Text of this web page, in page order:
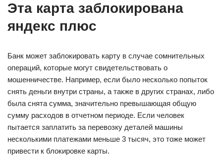
Эта карта заблокирована
яндекс плюс
Банк может заблокировать карту в случае сомнительных
операций, которые могут свидетельствовать о
мошенничестве. Например, если было несколько попыток
снять деньги внутри страны, а также в других странах, либо
была снята сумма, значительно превышающая общую
сумму расходов в отчетном периоде. Если человек
пытается заплатить за перевозку деталей машины
несколькими платежами меньше 3 тысяч, это тоже может
привести к блокировке карты.